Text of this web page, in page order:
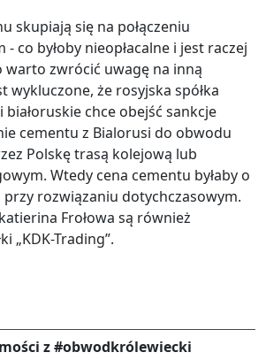
skupiają się na połączeniu
co byłoby nieopłacalne i jest raczej
warto zwrócić uwagę na inną
wykluczone, że rosyjska spółka
białoruskie chce obejść sankcje
cementu z Bialorusi do obwodu
Polskę trasą kolejową lub
Wtedy cena cementu byłaby o
rozwiązaniu dotychczasowym.
Frołowa są również
„KDK-Trading”.
z #obwodkrólewiecki